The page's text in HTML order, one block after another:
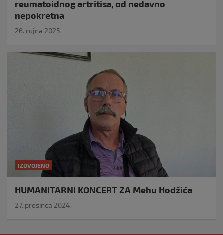
reumatoidnog artritisa, od nedavno
nepokretna
26. rujna 2025.
IZDVOJENO
HUMANITARNI KONCERT ZA Mehu Hodžića
27. prosinca 2024.